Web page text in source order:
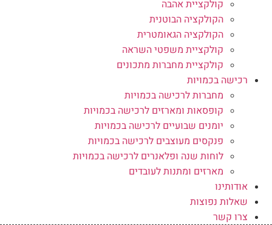
קולקציית אהבה
הקולקציה הבוטנית
הקולקציה הגאומטרית
קולקציית משפטי השראה
קולקציית מחברות מתכונים
רכישה בכמויות
מחברות לרכישה בכמויות
קופסאות ומארזים לרכישה בכמויות
יומנים שבועיים לרכישה בכמויות
פנקסים מעוצבים לרכישה בכמויות
לוחות שנה ופלאנרים לרכישה בכמויות
מארזים ומתנות לעובדים
אודותינו
שאלות נפוצות
צרו קשר